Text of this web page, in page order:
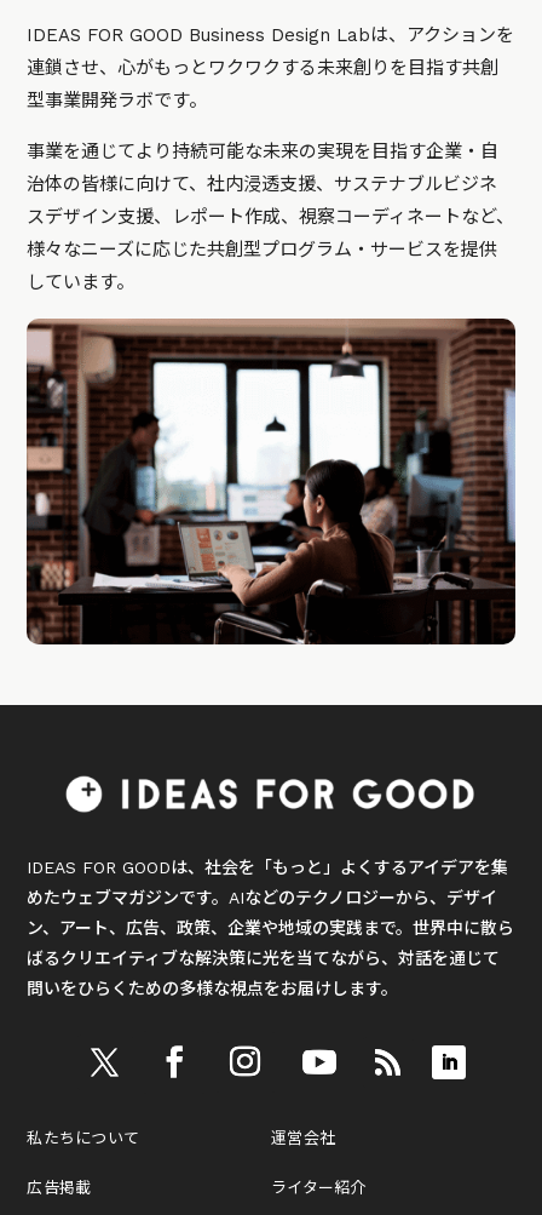
IDEAS FOR GOOD Business Design Labは、アクションを
連鎖させ、心がもっとワクワクする未来創りを目指す共創
型事業開発ラボです。
事業を通じてより持続可能な未来の実現を目指す企業・自
治体の皆様に向けて、社内浸透支援、サステナブルビジネ
スデザイン支援、レポート作成、視察コーディネートなど、
様々なニーズに応じた共創型プログラム・サービスを提供
しています。
IDEAS FOR GOODは、社会を「もっと」よくするアイデアを集
めたウェブマガジンです。AIなどのテクノロジーから、デザイ
ン、アート、広告、政策、企業や地域の実践まで。世界中に散ら
ばるクリエイティブな解決策に光を当てながら、対話を通じて
問いをひらくための多様な視点をお届けします。
私たちについて
広告掲載
運営会社
ライター紹介